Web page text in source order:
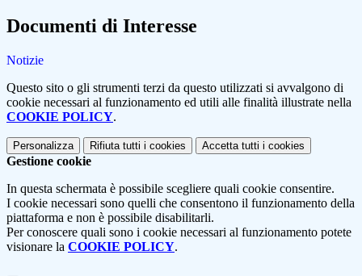
Documenti di Interesse
Notizie
Questo sito o gli strumenti terzi da questo utilizzati si avvalgono di
cookie necessari al funzionamento ed utili alle finalità illustrate nella
COOKIE POLICY.
Personalizza Rifiuta tutti i cookies Accetta tutti i cookies
Gestione cookie
In questa schermata è possibile scegliere quali cookie consentire.
I cookie necessari sono quelli che consentono il funzionamento della
piattaforma e non è possibile disabilitarli.
Per conoscere quali sono i cookie necessari al funzionamento potete
visionare la COOKIE POLICY.